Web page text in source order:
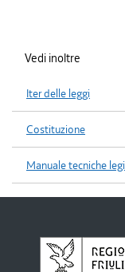
Vedi inoltre
Iter delle leggi
Costituzione
Manuale tecniche